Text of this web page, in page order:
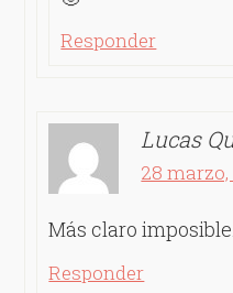
Responder
Lucas
28 marzo,
Más claro
Responder